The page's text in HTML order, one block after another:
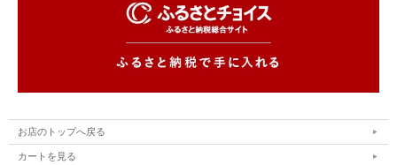
お店のトップへ戻る
カートを見る